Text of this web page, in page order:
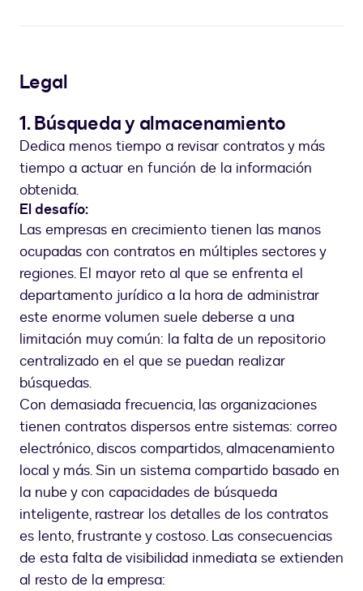
Legal
1. Búsqueda y almacenamiento
Dedica menos tiempo a revisar contratos y más
tiempo a actuar en función de la información
obtenida.
El desafío:
Las empresas en crecimiento tienen las manos
ocupadas con contratos en múltiples sectores y
regiones. El mayor reto al que se enfrenta el
departamento jurídico a la hora de administrar
este enorme volumen suele deberse a una
limitación muy común: la falta de un repositorio
centralizado en el que se puedan realizar
búsquedas.
Con demasiada frecuencia, las organizaciones
tienen contratos dispersos entre sistemas: correo
electrónico, discos compartidos, almacenamiento
local y más. Sin un sistema compartido basado en
la nube y con capacidades de búsqueda
inteligente, rastrear los detalles de los contratos
es lento, frustrante y costoso. Las consecuencias
de esta falta de visibilidad inmediata se extienden
al resto de la empresa: